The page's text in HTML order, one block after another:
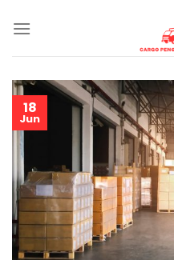
18
Jun